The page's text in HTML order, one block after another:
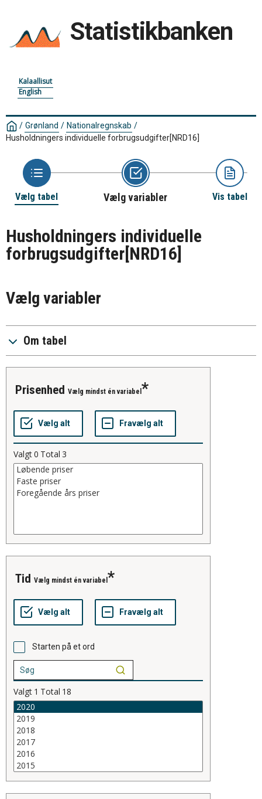
Statistikbanken
Kalaallisut
English
/ Grønland / Nationalregnskab /
Husholdningers individuelle forbrugsudgifter[NRD16]
Vælg tabel Vælg variabler Vis tabel
Husholdningers individuelle
forbrugsudgifter[NRD16]
Vælg variabler
Om tabel
prisenhed Vælg mindst én variabel
Valgt0 Total 3
tid Vælg mindst én variabel
Starten på et ord
Valgt 1 Total 18